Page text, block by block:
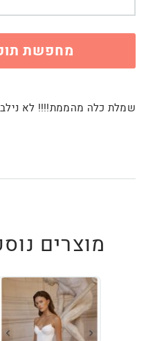
מחפשת
שמלת כלה מהממת!!!! לא
מוצרים